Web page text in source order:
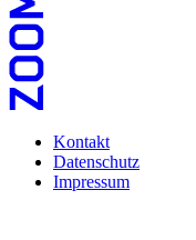
Kontakt
Datenschutz
Impressum